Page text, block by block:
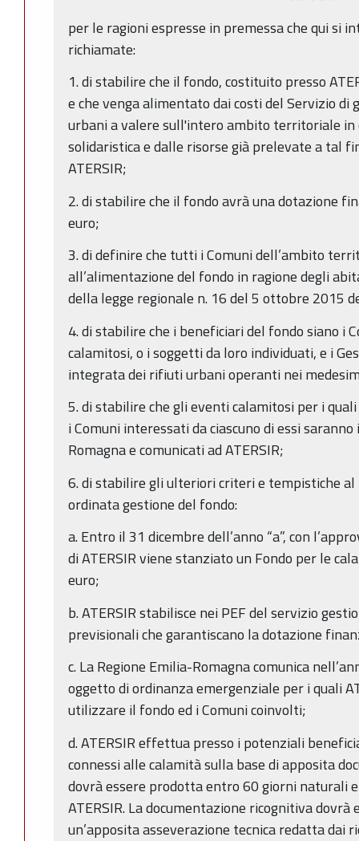
per le ragioni espresse in premessa che qui si
richiamate:
1. di stabilire che il fondo, costituito presso
e che venga alimentato dai costi del Servizio
urbani a valere sull'intero ambito territoriale in
solidaristica e dalle risorse già prelevate a tal
ATERSIR;
2. di stabilire che il fondo avrà una dotazione
euro;
3. di definire che tutti i Comuni dell’ambito
all’alimentazione del fondo in ragione degli
della legge regionale n. 16 del 5 ottobre 2015
4. di stabilire che i beneficiari del fondo siano i
calamitosi, o i soggetti da loro individuati, e i
integrata dei rifiuti urbani operanti nei
5. di stabilire che gli eventi calamitosi per i
i Comuni interessati da ciascuno di essi
Romagna e comunicati ad ATERSIR;
6. di stabilire gli ulteriori criteri e tempistiche
ordinata gestione del fondo:
a. Entro il 31 dicembre dell’anno “a”, con
di ATERSIR viene stanziato un Fondo per le
euro;
b. ATERSIR stabilisce nei PEF del servizio
previsionali che garantiscano la dotazione
c. La Regione Emilia-Romagna comunica
oggetto di ordinanza emergenziale per i quali
utilizzare il fondo ed i Comuni coinvolti;
d. ATERSIR effettua presso i potenziali
connessi alle calamità sulla base di apposita
dovrà essere prodotta entro 60 giorni naturali
ATERSIR. La documentazione ricognitiva dovrà
un’apposita asseverazione tecnica redatta dai